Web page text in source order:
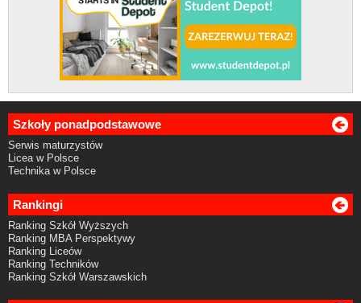
Szkoły ponadpodstawowe
Serwis maturzystów
Licea w Polsce
Technika w Polsce
Rankingi
Ranking Szkół Wyższych
Ranking MBA Perspektywy
Ranking Liceów
Ranking Techników
Ranking Szkół Warszawskich